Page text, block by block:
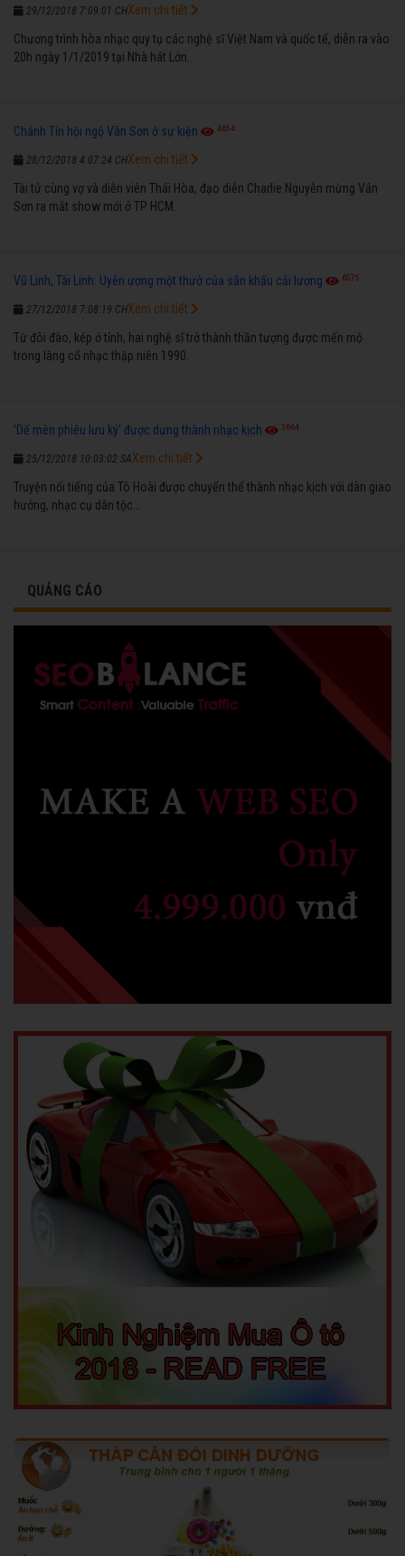
29/12/2018 7:09:01 CH
Chương trình hòa nhạc quy tụ các nghệ sĩ Việt Nam và quốc tế, diễn ra vào
20h ngày 1/1/2019 tại Nhà hát Lớn.
Xem chi tiết
Chánh Tín hội ngộ Vân Sơn ở sự kiện 4654
28/12/2018 4:07:24 CH
Tài tử cùng vợ và diễn viên Thái Hòa, đạo diễn Charlie Nguyễn mừng Vân
Sơn ra mắt show mới ở TP HCM.
Xem chi tiết
Vũ Linh, Tài Linh: Uyên ương một thưở của sân khấu cải lương 6575
27/12/2018 7:08:19 CH
Từ đôi đào, kép ở tỉnh, hai nghệ sĩ trở thành thần tượng được mến mộ
trong làng cổ nhạc thập niên 1990.
Xem chi tiết
'Dế mèn phiêu lưu ký' được dựng thành nhạc kịch 3664
25/12/2018 10:03:02 SA
Truyện nổi tiếng của Tô Hoài được chuyển thể thành nhạc kịch với dàn giao
hưởng, nhạc cụ dân tộc...
Xem chi tiết
QUẢNG CÁO